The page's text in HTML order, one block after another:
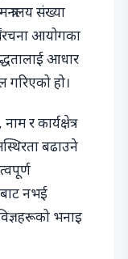
संख्या
आयोगका
आधार
गरिएको हो।
र कार्यक्षेत्र
बढाउने
नभई
भनाइ